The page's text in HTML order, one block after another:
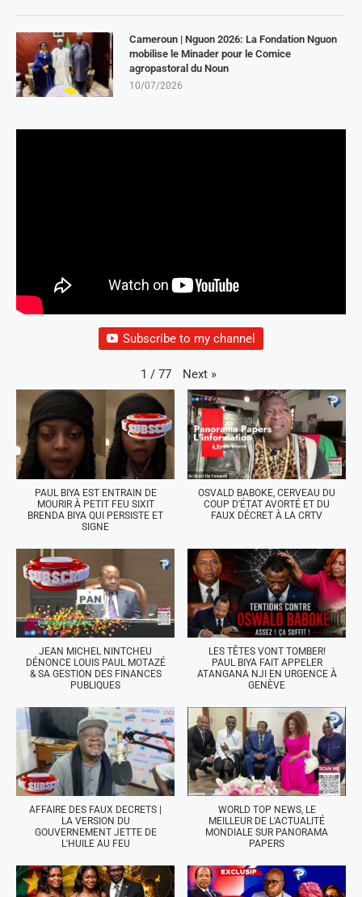
Cameroun | Nguon 2026: La Fondation Nguon
mobilise le Minader pour le Comice
agropastoral du Noun
10/07/2026
Subscribe to my channel
1 / 77 Next »
PAUL BIYA EST ENTRAIN DE
MOURIR À PETIT FEU SIXIT
BRENDA BIYA QUI PERSISTE ET
SIGNE
OSVALD BABOKE, CERVEAU DU
COUP D'ÉTAT AVORTÉ ET DU
FAUX DÉCRET À LA CRTV
JEAN MICHEL NINTCHEU
DÉNONCE LOUIS PAUL MOTAZÉ
& SA GESTION DES FINANCES
PUBLIQUES
LES TÊTES VONT TOMBER!
PAUL BIYA FAIT APPELER
ATANGANA NJI EN URGENCE À
GENÈVE
AFFAIRE DES FAUX DECRETS |
LA VERSION DU
GOUVERNEMENT JETTE DE
L'HUILE AU FEU
WORLD TOP NEWS, LE
MEILLEUR DE L'ACTUALITÉ
MONDIALE SUR PANORAMA
PAPERS